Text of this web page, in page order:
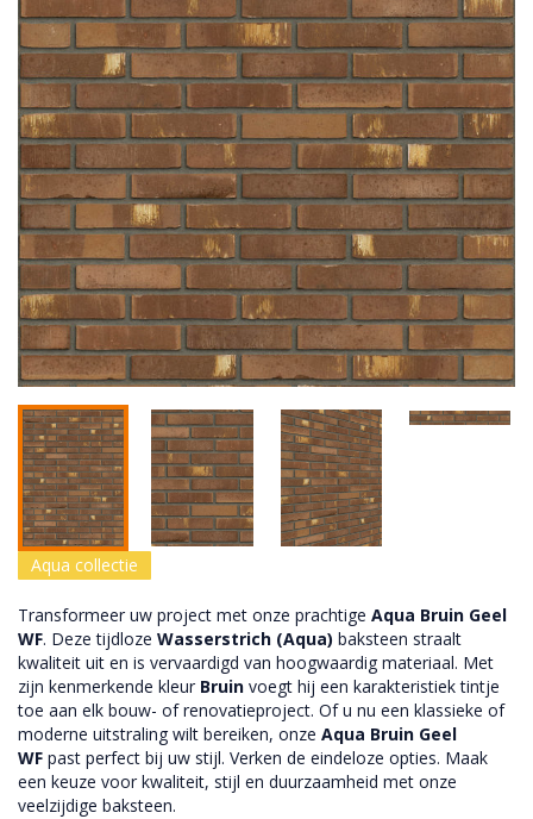
Aqua collectie
Transformeer uw project met onze prachtige Aqua Bruin Geel
WF. Deze tijdloze Wasserstrich (Aqua) baksteen straalt
kwaliteit uit en is vervaardigd van hoogwaardig materiaal. Met
zijn kenmerkende kleur Bruin voegt hij een karakteristiek tintje
toe aan elk bouw- of renovatieproject. Of u nu een klassieke of
moderne uitstraling wilt bereiken, onze Aqua Bruin Geel
WF past perfect bij uw stijl. Verken de eindeloze opties. Maak
een keuze voor kwaliteit, stijl en duurzaamheid met onze
veelzijdige baksteen.